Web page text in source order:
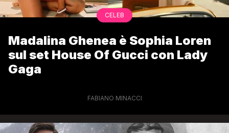
CELEB
Madalina Ghenea è Sophia Loren
sul set House Of Gucci con Lady
Gaga
FABIANO MINACCI